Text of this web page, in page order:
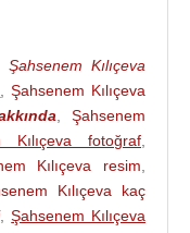
«Kim Deli» isimli
isimli filmlerdir.
de yapan
vardı. Onlara
özel
verdi; ve dans
aldırdı.
,Şahsenem Kılıçeva
,Şahsenem Kılıçeva
Şahsenem
Kılıçeva fotoğraf
Kılıçeva resim
Kılıçeva kaç
,Şahsenem Kılıçeva